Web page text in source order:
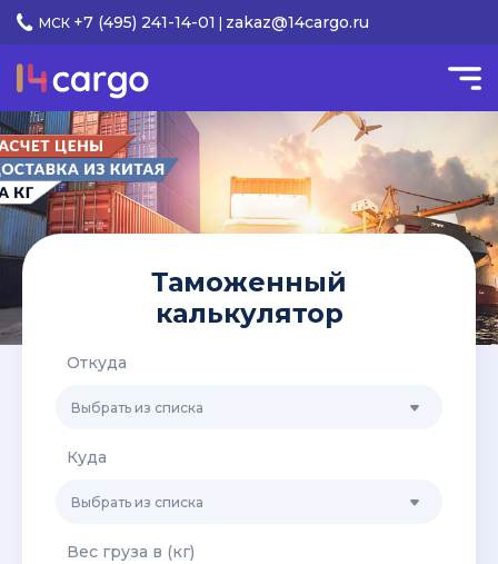
МСК +7 (495) 241-14-01 zakaz@14cargo.ru
Таможенный
калькулятор
Откуда
Выбрать из списка
Куда
Выбрать из списка
Вес груза в (кг)